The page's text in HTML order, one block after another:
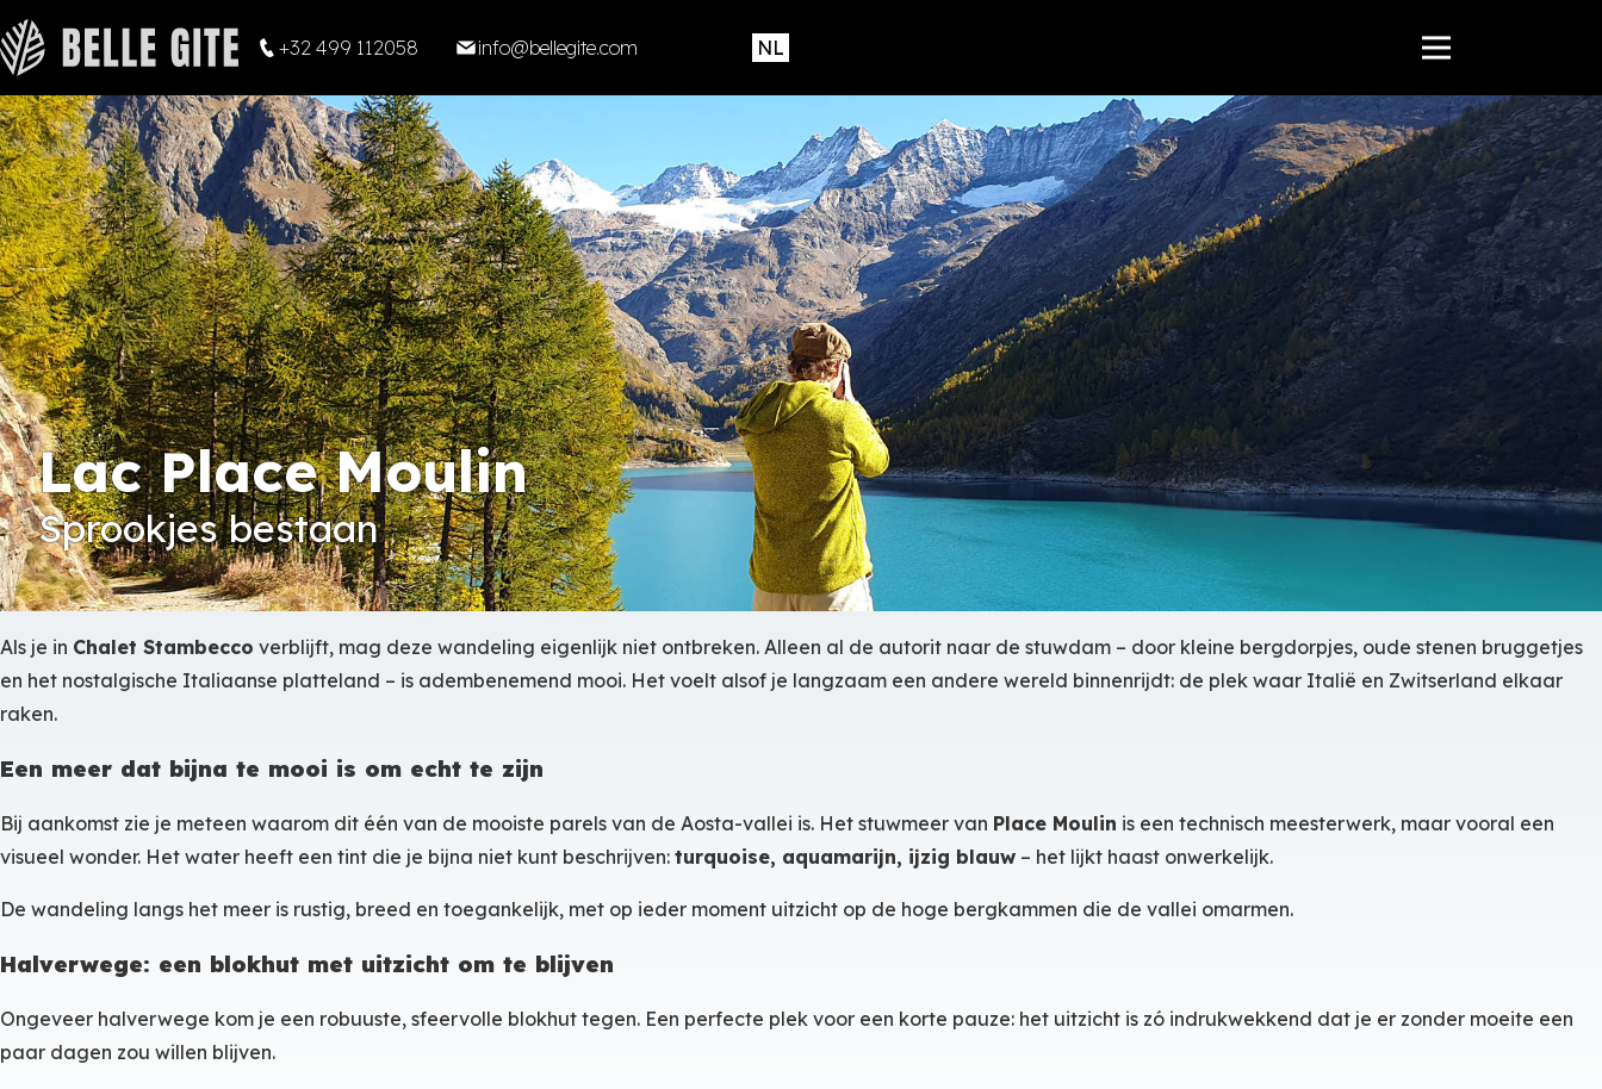
+32 499 112058 info@bellegite.com
Lac Place Moulin
Sprookjes bestaan
Als je in Chalet Stambecco verblijft, mag deze wandeling eigenlijk niet ontbreken. Alleen al de autorit naar de stuwdam – door kleine bergdorpjes, oude stenen bruggetjes
en het nostalgische Italiaanse platteland – is adembenemend mooi. Het voelt alsof je langzaam een andere wereld binnenrijdt: de plek waar Italië en Zwitserland elkaar
raken.
Een meer dat bijna te mooi is om echt te zijn
Bij aankomst zie je meteen waarom dit één van de mooiste parels van de Aosta-vallei is. Het stuwmeer van Place Moulin is een technisch meesterwerk, maar vooral een
visueel wonder. Het water heeft een tint die je bijna niet kunt beschrijven: turquoise, aquamarijn, ijzig blauw – het lijkt haast onwerkelijk.
De wandeling langs het meer is rustig, breed en toegankelijk, met op ieder moment uitzicht op de hoge bergkammen die de vallei omarmen.
Halverwege: een blokhut met uitzicht om te blijven
Ongeveer halverwege kom je een robuuste, sfeervolle blokhut tegen. Een perfecte plek voor een korte pauze: het uitzicht is zó indrukwekkend dat je er zonder moeite een
paar dagen zou willen blijven.